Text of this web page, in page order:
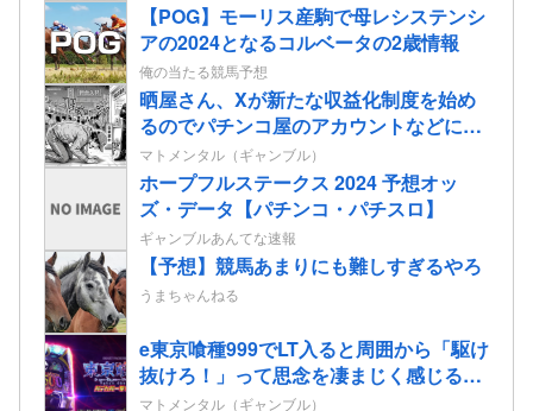
【POG】モーリス産駒で母レシステンシ
アの2024となるコルベータの2歳情報
俺の当たる競馬予想
晒屋さん、Xが新たな収益化制度を始め
るのでパチンコ屋のアカウントなどに有
料会員になってほしいと懇願「自分を助
けてくれませんか」
マトメンタル（ギャンブル）
ホープフルステークス 2024 予想オッ
ズ・データ【パチンコ・パチスロ】
ギャンブルあんてな速報
【予想】競馬あまりにも難しすぎるやろ
うまちゃんねる
e東京喰種999でLT入ると周囲から「駆け
抜けろ！」って思念を凄まじく感じる…
マトメンタル（ギャンブル）